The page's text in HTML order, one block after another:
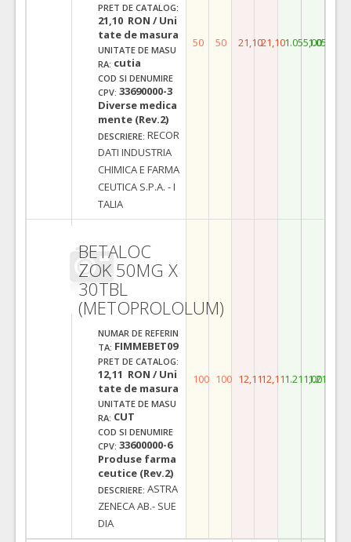
PRET DE CATALOG:
21,10 RON / Uni
tate de masura
UNITATE DE MASU
RA: cutia
COD SI DENUMIRE
CPV: 33690000-3
Diverse medica
mente (Rev.2)
DESCRIERE: RECOR
DATI INDUSTRIA
CHIMICA E FARMA
CEUTICA S.P.A. - I
TALIA
50 50 21,1021,101.055,001.055,00
BETALOC
ZOK 50MG X
30TBL
(METOPROLOLUM)
NUMAR DE REFERIN
TA: FIMMEBET09
PRET DE CATALOG:
12,11 RON / Uni
tate de masura
UNITATE DE MASU
RA: CUT
COD SI DENUMIRE
CPV: 33600000-6
Produse farma
ceutice (Rev.2)
DESCRIERE: ASTRA
ZENECA AB.- SUE
DIA
100 100 12,1112,111.211,001.211,00